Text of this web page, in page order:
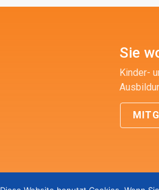
Sie
Kinder-